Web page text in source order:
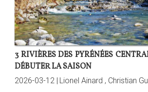
3 RIVIÈRES DES PYRÉNÉES
DÉBUTER LA SAISON
2026-03-12 | Lionel Ainard , Christian